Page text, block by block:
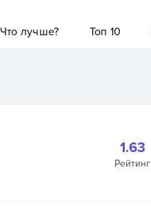
Что лучше? Топ 10
1.63
Рейтинг